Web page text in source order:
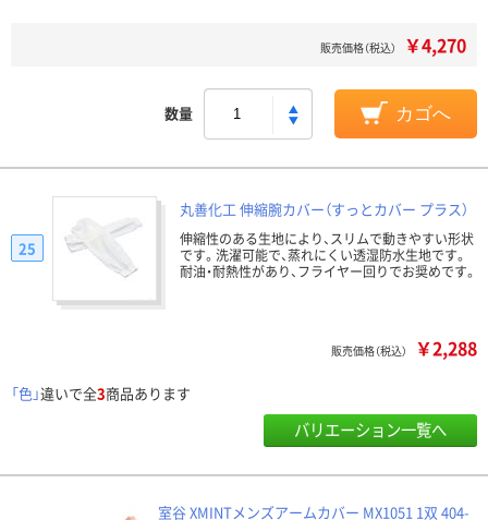
販売価格（税込） ￥4,270
数量 カゴへ
丸善化工 伸縮腕カバー（すっとカバー プラス）
伸縮性のある生地により、スリムで動きやすい形状
です。洗濯可能で、蒸れにくい透湿防水生地です。
耐油・耐熱性があり、フライヤー回りでお奨めです。
25
販売価格（税込） ￥2,288
「色」違いで全3商品あります
バリエーション一覧へ
室谷 XMINTメンズアームカバー MX1051 1双 404-